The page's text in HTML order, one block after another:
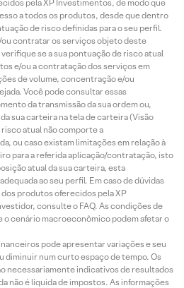
pela XP Investimentos, de modo que
a todos os produtos, desde que dentro
de risco definidas para o seu perfil.
contratar os serviços objeto deste
se a sua pontuação de risco atual
e/ou a contratação dos serviços em
de volume, concentração e/ou
Você pode consultar essas
da transmissão da sua ordem ou,
sua carteira na tela de carteira (Visão
risco atual não comporte a
ou caso existam limitações em relação à
para a referida aplicação/contratação, isto
atual da sua carteira, esta
ao seu perfil. Em caso de dúvidas
produtos oferecidos pela XP
consulte o FAQ. As condições de
o cenário macroeconômico podem afetar o
pode apresentar variações e seu
diminuir num curto espaço de tempo. Os
necessariamente indicativos de resultados
não é líquida de impostos. As informações